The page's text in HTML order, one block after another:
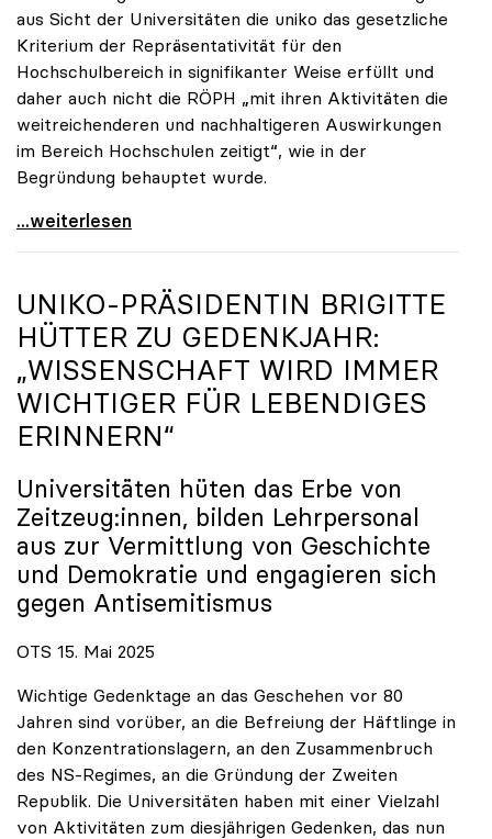
aus Sicht der Universitäten die uniko das gesetzliche
Kriterium der Repräsentativität für den
Hochschulbereich in signifikanter Weise erfüllt und
daher auch nicht die RÖPH „mit ihren Aktivitäten die
weitreichenderen und nachhaltigeren Auswirkungen
im Bereich Hochschulen zeitigt“, wie in der
Begründung behauptet wurde.
ORF-Publikumsrat: Regierung entsendet nun doch
...weiterlesen
UNIKO-PRÄSIDENTIN BRIGITTE
HÜTTER ZU GEDENKJAHR:
„WISSENSCHAFT WIRD IMMER
WICHTIGER FÜR LEBENDIGES
ERINNERN“
Universitäten hüten das Erbe von
Zeitzeug:innen, bilden Lehrpersonal
aus zur Vermittlung von Geschichte
und Demokratie und engagieren sich
gegen Antisemitismus
OTS 15. Mai 2025
Wichtige Gedenktage an das Geschehen vor 80
Jahren sind vorüber, an die Befreiung der Häftlinge in
den Konzentrationslagern, an den Zusammenbruch
des NS-Regimes, an die Gründung der Zweiten
Republik. Die Universitäten haben mit einer Vielzahl
von Aktivitäten zum diesjährigen Gedenken, das nun